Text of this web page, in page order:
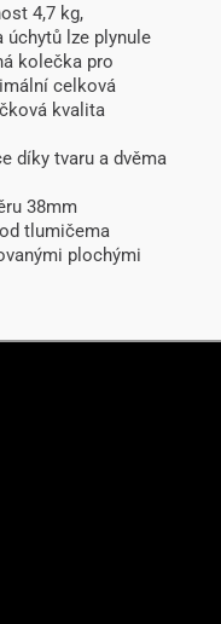
4,7 kg,
úchytů lze plynule
kolečka pro
celková
kvalita
díky tvaru a dvěma
38mm
tlumičema
plochými